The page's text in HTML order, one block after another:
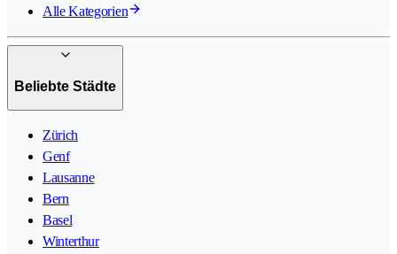
Alle Kategorien
Beliebte Städte
Zürich
Genf
Lausanne
Bern
Basel
Winterthur